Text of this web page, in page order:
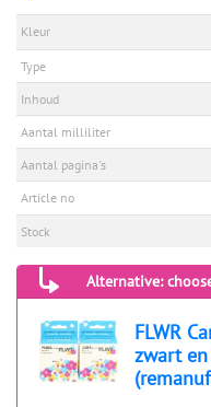
Kleur
Type
Inhoud
Aantal milliliter
Aantal pagina's
Article no
Stock
Alternative:
FLWR
zwart